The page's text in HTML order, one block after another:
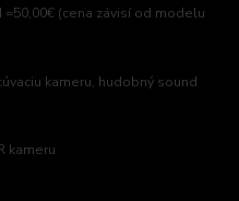
=50,00€ (cena závisí od modelu
kameru, hudobný sound
kameru